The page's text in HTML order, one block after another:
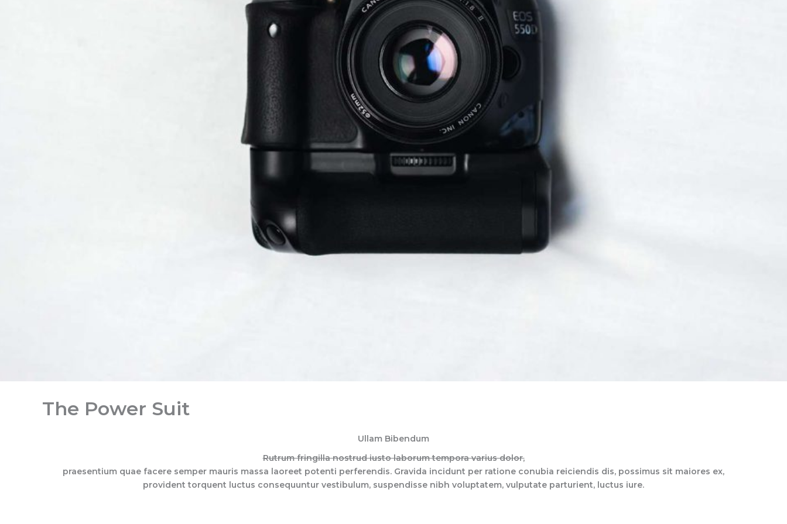
The Power Suit
Ullam Bibendum
Rutrum fringilla nostrud iusto laborum tempora varius dolor,
praesentium quae facere semper mauris massa laoreet potenti perferendis. Gravida incidunt per ratione conubia reiciendis dis, possimus sit maiores ex,
provident torquent luctus consequuntur vestibulum, suspendisse nibh voluptatem, vulputate parturient, luctus iure.